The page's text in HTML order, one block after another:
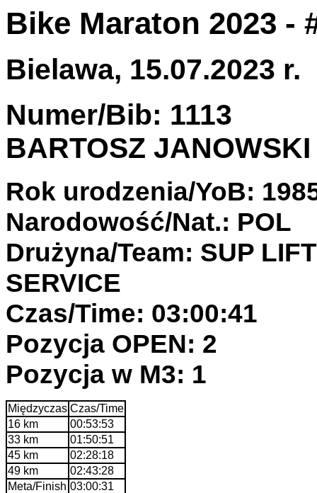
Bike Maraton 2023 -
Bielawa, 15.07.2023 r.
Numer/Bib: 1113
BARTOSZ JANOWSKI
Rok urodzenia/YoB:
Narodowość/Nat.: POL
Drużyna/Team: SUP
SERVICE
Czas/Time: 03:00:41
Pozycja OPEN: 2
Pozycja w M3: 1
Międzyczas Czas/Time
16 km
00:53:53
33 km
01:50:51
45 km
02:28:18
49 km
02:43:28
Meta/Finish 03:00:31